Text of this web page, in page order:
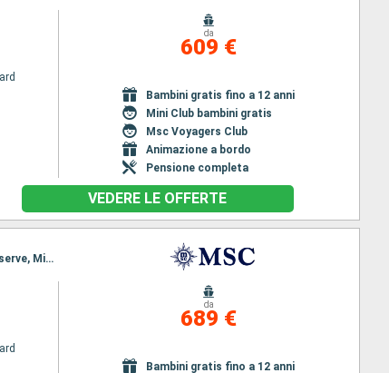
da
609 €
Bambini gratis fino a 12 anni
Mini Club bambini gratis
Msc Voyagers Club
Animazione a bordo
Pensione completa
VEDERE LE OFFERTE
Itinerario : Miami, Nassau, Ocean cay MSC marine reserve, Miami, Nassau, Ocean cay MSC marine reserve, Miami
da
689 €
Bambini gratis fino a 12 anni